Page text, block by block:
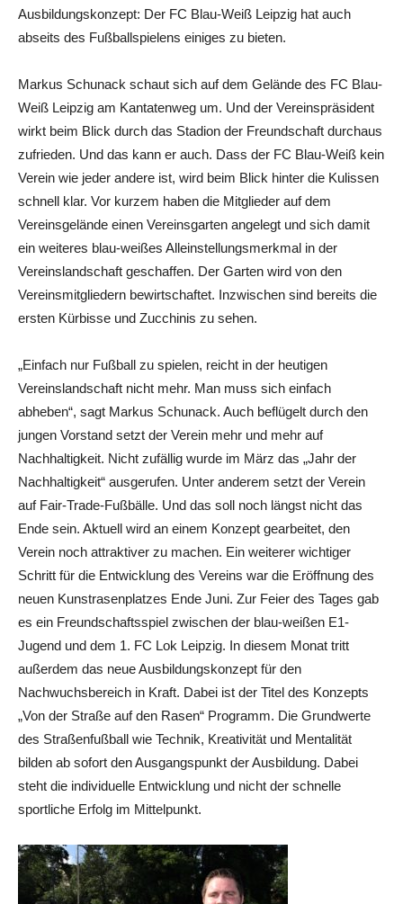
Ausbildungskonzept: Der FC Blau-Weiß Leipzig hat auch
abseits des Fußballspielens einiges zu bieten.
Markus Schunack schaut sich auf dem Gelände des FC Blau-
Weiß Leipzig am Kantatenweg um. Und der Vereinspräsident
wirkt beim Blick durch das Stadion der Freundschaft durchaus
zufrieden. Und das kann er auch. Dass der FC Blau-Weiß kein
Verein wie jeder andere ist, wird beim Blick hinter die Kulissen
schnell klar. Vor kurzem haben die Mitglieder auf dem
Vereinsgelände einen Vereinsgarten angelegt und sich damit
ein weiteres blau-weißes Alleinstellungsmerkmal in der
Vereinslandschaft geschaffen. Der Garten wird von den
Vereinsmitgliedern bewirtschaftet. Inzwischen sind bereits die
ersten Kürbisse und Zucchinis zu sehen.
„Einfach nur Fußball zu spielen, reicht in der heutigen
Vereinslandschaft nicht mehr. Man muss sich einfach
abheben“, sagt Markus Schunack. Auch beflügelt durch den
jungen Vorstand setzt der Verein mehr und mehr auf
Nachhaltigkeit. Nicht zufällig wurde im März das „Jahr der
Nachhaltigkeit“ ausgerufen. Unter anderem setzt der Verein
auf Fair-Trade-Fußbälle. Und das soll noch längst nicht das
Ende sein. Aktuell wird an einem Konzept gearbeitet, den
Verein noch attraktiver zu machen. Ein weiterer wichtiger
Schritt für die Entwicklung des Vereins war die Eröffnung des
neuen Kunstrasenplatzes Ende Juni. Zur Feier des Tages gab
es ein Freundschaftsspiel zwischen der blau-weißen E1-
Jugend und dem 1. FC Lok Leipzig. In diesem Monat tritt
außerdem das neue Ausbildungskonzept für den
Nachwuchsbereich in Kraft. Dabei ist der Titel des Konzepts
„Von der Straße auf den Rasen“ Programm. Die Grundwerte
des Straßenfußball wie Technik, Kreativität und Mentalität
bilden ab sofort den Ausgangspunkt der Ausbildung. Dabei
steht die individuelle Entwicklung und nicht der schnelle
sportliche Erfolg im Mittelpunkt.